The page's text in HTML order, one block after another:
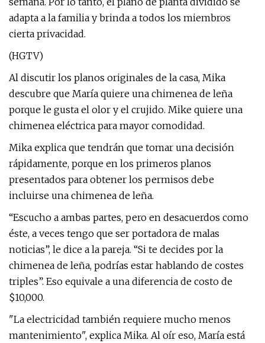
adapta a la familia y brinda a todos los miembros
cierta privacidad.
(HGTV)
Al discutir los planos originales de la casa, Mika
descubre que María quiere una chimenea de leña
porque le gusta el olor y el crujido. Mike quiere una
chimenea eléctrica para mayor comodidad.
Mika explica que tendrán que tomar una decisión
rápidamente, porque en los primeros planos
presentados para obtener los permisos debe
incluirse una chimenea de leña.
“Escucho a ambas partes, pero en desacuerdos como
éste, a veces tengo que ser portadora de malas
noticias”, le dice a la pareja. “Si te decides por la
chimenea de leña, podrías estar hablando de costes
triples”. Eso equivale a una diferencia de costo de
$10,000.
"La electricidad también requiere mucho menos
mantenimiento", explica Mika. Al oír eso, María está